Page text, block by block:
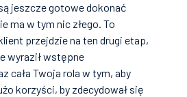
jeszcze gotowe dokonać
ma w tym nic złego. To
przejdzie na ten drugi etap,
wyraził wstępne
cała Twoja rola w tym, aby
korzyści, by zdecydował się